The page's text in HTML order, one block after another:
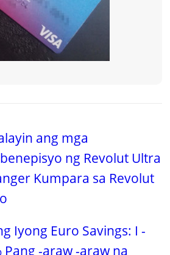
ang mga
ng Revolut Ultra
Kumpara sa Revolut
Iyong Euro Savings: I -
Pang -araw -araw na